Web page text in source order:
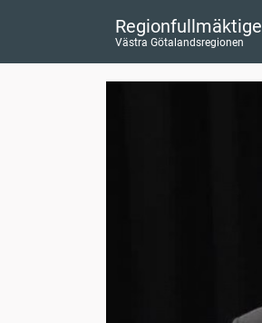
Regionfullmäktige
Västra Götalandsregionen